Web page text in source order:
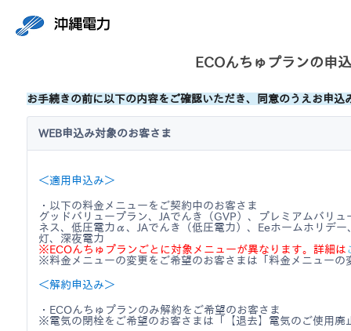
ECOんちゅプランの申
お手続きの前に以下の内容をご確認いただき、同意のうえお申込
WEB申込み対象のお客さま
＜適用申込み＞
・以下の料金メニューをご契約中のお客さま
グッドバリュープラン、JAでんき（GVP）、プレミアムバリ
ネス、低圧電力α、JAでんき（低圧電力）、Eeホームホリデ
灯、深夜電力
※ECOんちゅプランごとに対象メニューが異なります。詳細は
※料金メニューの変更をご希望のお客さまは「料金メニューの
＜解約申込み＞
・ECOんちゅプランのみ解約をご希望のお客さま
※電気の閉栓をご希望のお客さまは「【退去】電気のご使用廃